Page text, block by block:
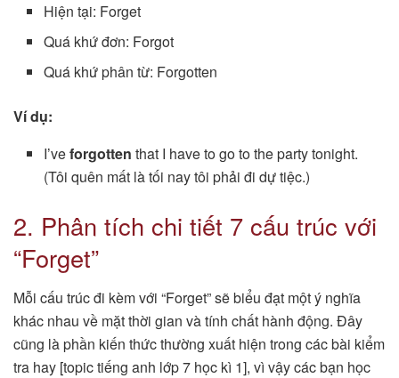
Hiện tại: Forget
Quá khứ đơn: Forgot
Quá khứ phân từ: Forgotten
Ví dụ:
I’veforgotten that I have to go to the party tonight.
(Tôi quên mất là tối nay tôi phải đi dự tiệc.)
2. Phân tích chi tiết 7 cấu trúc với
“Forget”
Mỗi cấu trúc đi kèm với “Forget” sẽ biểu đạt một ý nghĩa
khác nhau về mặt thời gian và tính chất hành động. Đây
cũng là phần kiến thức thường xuất hiện trong các bài kiểm
tra hay [topic tiếng anh lớp 7 học kì 1], vì vậy các bạn học